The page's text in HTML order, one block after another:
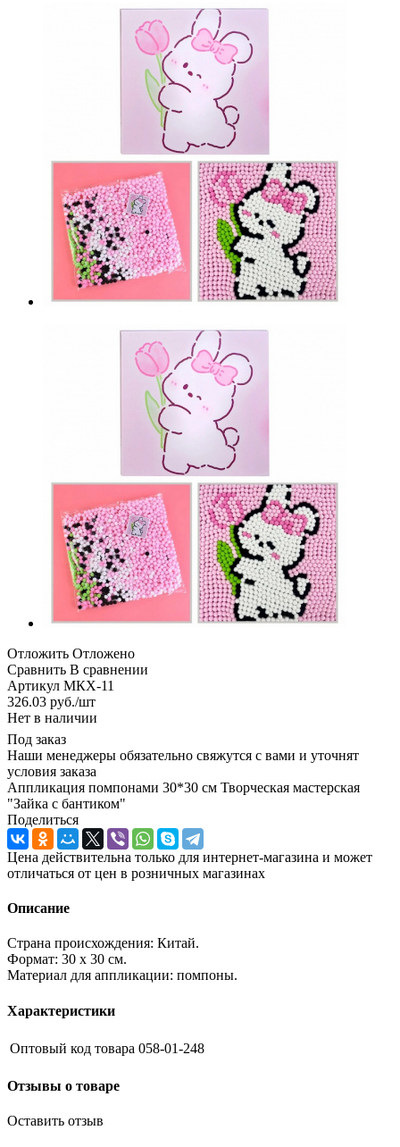
Отложить Отложено
Сравнить В сравнении
Артикул МКХ-11
326.03 руб./шт
Нет в наличии
Под заказ
Наши менеджеры обязательно свяжутся с вами и уточнят
условия заказа
Аппликация помпонами 30*30 см Творческая мастерская
"Зайка с бантиком"
Поделиться
Цена действительна только для интернет-магазина и может
отличаться от цен в розничных магазинах
Описание
Страна происхождения: Китай.
Формат: 30 х 30 см.
Материал для аппликации: помпоны.
Характеристики
Оптовый код товара 058-01-248
Отзывы о товаре
Оставить отзыв